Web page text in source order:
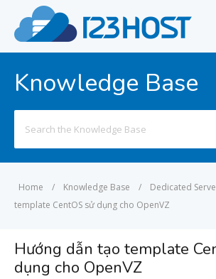
Knowledge Base
for:
Home / Knowledge Base / Dedicated
template CentOS sử dụng cho OpenVZ
Hướng dẫn tạo template
dụng cho OpenVZ